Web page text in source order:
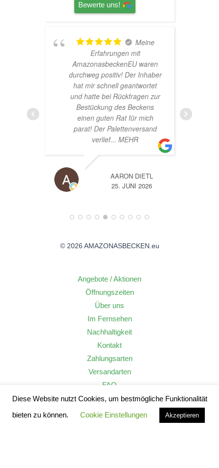
Bewerte uns!
Meine
Erfahrungen mit
AmazonasbeckenEU waren
durchweg positiv! Der Inhaber
hat mir schnell geantwortet
und hatte bei Rückfragen zur
Bestückung des Beckens
einen guten Rat für mich
parat! Der Palettenversand
verlief... MEHR
AARON DIETL
25. JUNI 2026
© 2026 AMAZONASBECKEN.eu
Angebote / Aktionen
Öffnungszeiten
Über uns
Im Fernsehen
Nachhaltigkeit
Kontakt
Zahlungsarten
Versandarten
FAQ
Widerrufsrecht
AGB
Diese Website nutzt Cookies, um bestmögliche Funktionalität
bieten zu können.
Cookie Einstellungen Akzeptieren